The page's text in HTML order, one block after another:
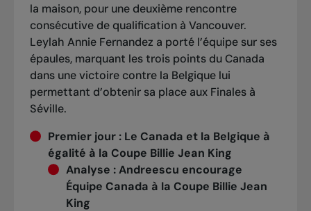
la maison, pour une deuxième rencontre
consécutive de qualification à Vancouver.
Leylah Annie Fernandez a porté l’équipe sur ses
épaules, marquant les trois points du Canada
dans une victoire contre la Belgique lui
permettant d’obtenir sa place aux Finales à
Séville.
Premier jour: Le Canada et la Belgique à
égalité à la Coupe Billie Jean King
Analyse :Andreescu encourage
Équipe Canada à la Coupe Billie Jean
King